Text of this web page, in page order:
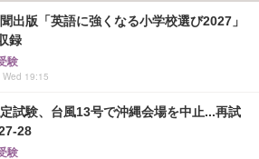
出版「英語に強くなる小学校選び2027」
録
験
19:15
試験、台風13号で沖縄会場を中止...再試
28
験